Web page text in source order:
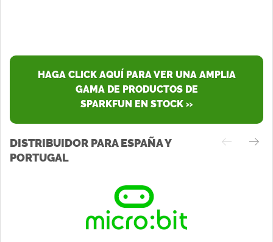
HAGA CLICK AQUÍ PARA VER UNA AMPLIA
GAMA DE PRODUCTOS DE
SPARKFUN EN STOCK »
DISTRIBUIDOR PARA ESPAÑA Y
PORTUGAL